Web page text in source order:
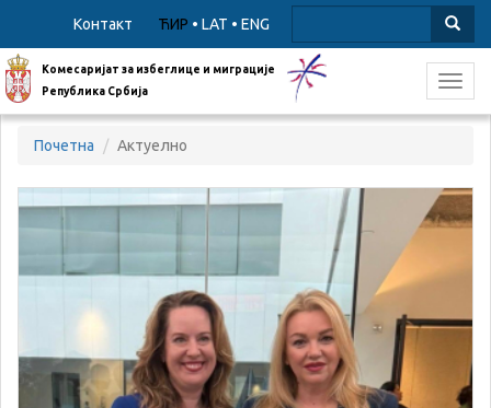
Контакт ЋИР • LAT • ENG
Комесаријат за избеглице и миграције
Република Србија
Почетна Актуелно